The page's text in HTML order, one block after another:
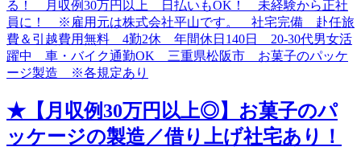
★【月収例30万円以上◎】お菓子のパ
ッケージの製造／借り上げ社宅あり！